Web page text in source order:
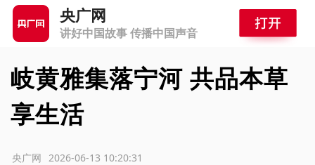
央广网
讲好中国故事 传播中国声音
岐黄雅集落宁河 共品本草
享生活
2026-06-13 10:20:31
央广网